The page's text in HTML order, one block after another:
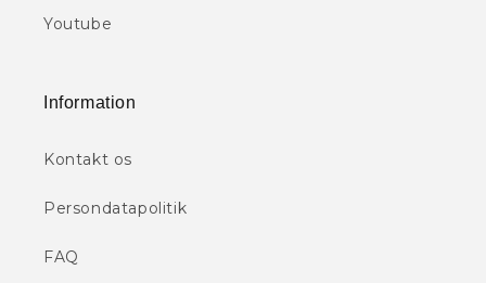
Youtube
Information
Kontakt os
Persondatapolitik
FAQ